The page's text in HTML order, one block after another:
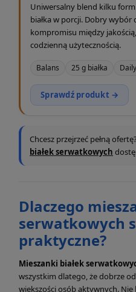
Uniwersalny blend kilku
białka w porcji. Dobry
kompromisu między
codzienną użytecznością.
Balans 25 g białka
Sprawdź produkt →
Chcesz przejrzeć pełną
białek serwatkowych
Dlaczego
serwatkowych
praktyczne?
Mieszanki białek
wszystkim dlatego, że dobrze
większości osób aktywnych.